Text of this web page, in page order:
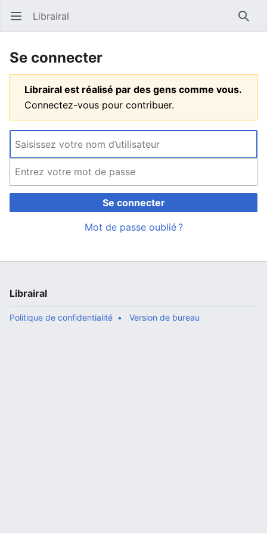
Ouvrir le menu principal Librairal
Se connecter
Librairal est réalisé par des gens comme vous.
Connectez-vous pour contribuer.
Se connecter
Mot de passe oublié ?
Librairal
Politique de confidentialité Version de bureau